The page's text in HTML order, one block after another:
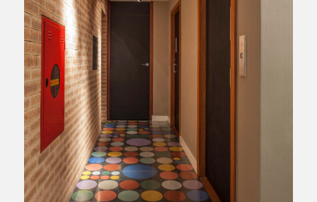
/INTERIORES RESIDENCIAL